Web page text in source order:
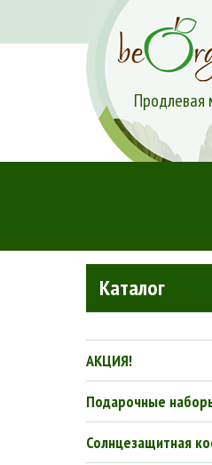
Продлевая
Каталог
АКЦИЯ!
Подарочные
Солнцезащитная